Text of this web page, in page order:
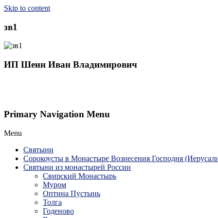
Skip to content
зв1
ИП Шеин Иван Владимирович
Primary Navigation Menu
Menu
Святыни
Сорокоусты в Монастыре Вознесения Господня
Святыни из монастырей России
Свирский Монастырь
Муром
Оптина Пустынь
Толга
Годеново